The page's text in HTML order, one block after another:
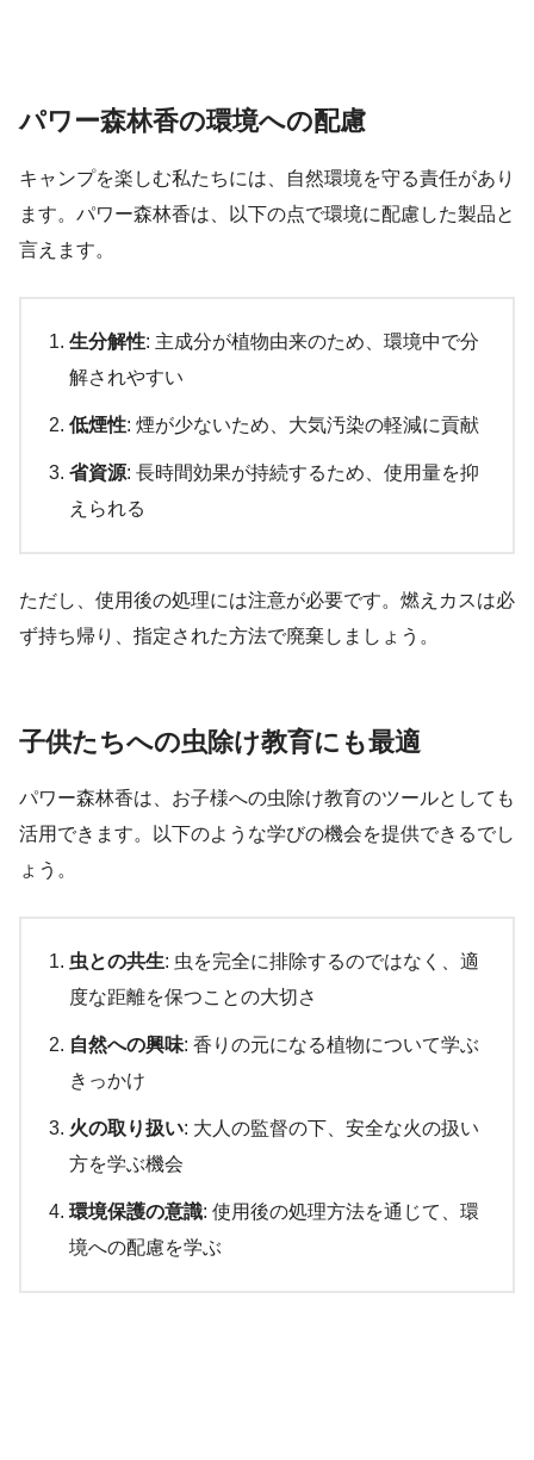
パワー森林香の環境への配慮
キャンプを楽しむ私たちには、自然環境を守る責任があり
ます。パワー森林香は、以下の点で環境に配慮した製品と
言えます。
生分解性: 主成分が植物由来のため、環境中で分
解されやすい
低煙性: 煙が少ないため、大気汚染の軽減に貢献
省資源: 長時間効果が持続するため、使用量を抑
えられる
ただし、使用後の処理には注意が必要です。燃えカスは必
ず持ち帰り、指定された方法で廃棄しましょう。
子供たちへの虫除け教育にも最適
パワー森林香は、お子様への虫除け教育のツールとしても
活用できます。以下のような学びの機会を提供できるでし
ょう。
虫との共生: 虫を完全に排除するのではなく、適
度な距離を保つことの大切さ
自然への興味: 香りの元になる植物について学ぶ
きっかけ
火の取り扱い: 大人の監督の下、安全な火の扱い
方を学ぶ機会
環境保護の意識: 使用後の処理方法を通じて、環
境への配慮を学ぶ